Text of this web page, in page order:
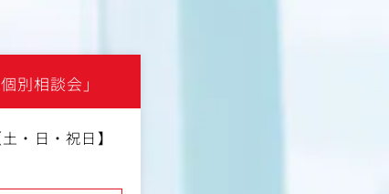
別相談会」
・日・祝日】